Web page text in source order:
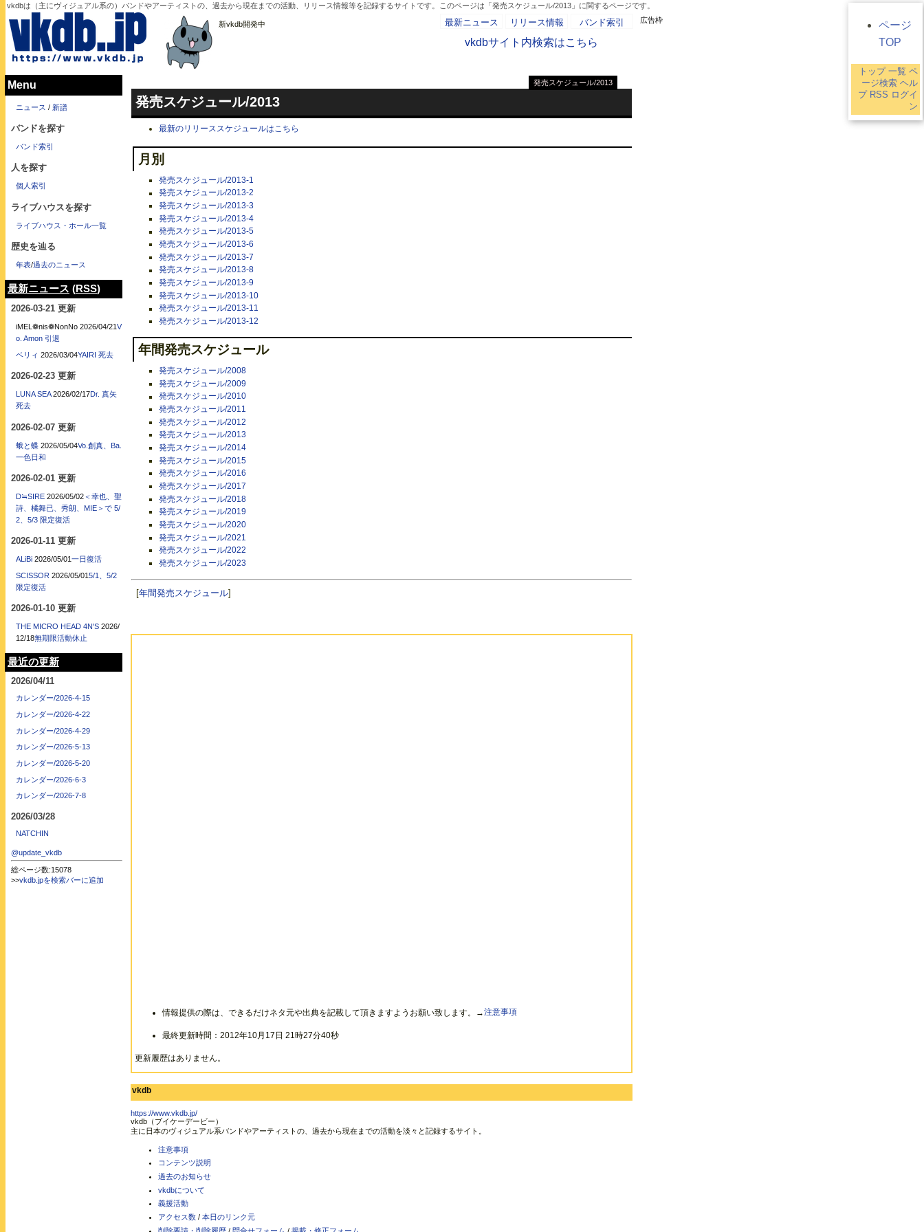
vkdbは（主にヴィジュアル系の）バンドやアーティストの、過去から現在までの活動、リリース情報等を記録するサイトです。このページは「発売スケジュール/2013」に関するページです。
新vkdb開発中 最新ニュース リリース情報 バンド索引
vkdbサイト内検索はこちら
発売スケジュール/2013
発売スケジュール/2013
最新のリリーススケジュールはこちら
月別
発売スケジュール/2013-1
発売スケジュール/2013-2
発売スケジュール/2013-3
発売スケジュール/2013-4
発売スケジュール/2013-5
発売スケジュール/2013-6
発売スケジュール/2013-7
発売スケジュール/2013-8
発売スケジュール/2013-9
発売スケジュール/2013-10
発売スケジュール/2013-11
発売スケジュール/2013-12
年間発売スケジュール
発売スケジュール/2008
発売スケジュール/2009
発売スケジュール/2010
発売スケジュール/2011
発売スケジュール/2012
発売スケジュール/2013
発売スケジュール/2014
発売スケジュール/2015
発売スケジュール/2016
発売スケジュール/2017
発売スケジュール/2018
発売スケジュール/2019
発売スケジュール/2020
発売スケジュール/2021
発売スケジュール/2022
発売スケジュール/2023
[年間発売スケジュール]
情報提供の際は、できるだけネタ元や出典を記載して頂きますようお願い致します。→注意事項
最終更新時間：2012年10月17日 21時27分40秒
更新履歴はありません。
vkdb
https://www.vkdb.jp/
vkdb（ブイケーデービー）
主に日本のヴィジュアル系バンドやアーティストの、過去から現在までの活動を淡々と記録するサイト。
注意事項
コンテンツ説明
過去のお知らせ
vkdbについて
義援活動
アクセス数 / 本日のリンク元
広告枠
Menu
ニュース / 新譜
バンドを探す
バンド索引
人を探す
個人索引
ライブハウスを探す
ライブハウス・ホール一覧
歴史を辿る
年表/過去のニュース
最新ニュース (RSS)
2026-03-21 更新
iMEL❁nis❁NonNo 2026/04/21 V
o. Amon 引退
ベリィ 2026/03/04YAIRI 死去
2026-02-23 更新
LUNA SEA 2026/02/17Dr. 真矢
死去
2026-02-07 更新
蛾と蝶 2026/05/04Vo.創真、Ba.
一色日和
2026-02-01 更新
D≒SIRE 2026/05/02＜幸也、聖
詩、橘舞已、秀朗、MIE＞で 5/
2、5/3 限定復活
2026-01-11 更新
ALiBi 2026/05/01一日復活
SCISSOR 2026/05/015/1、5/2
限定復活
2026-01-10 更新
THE MICRO HEAD 4N'S 2026/
12/18無期限活動休止
最近の更新
2026/04/11
カレンダー/2026-4-15
カレンダー/2026-4-22
カレンダー/2026-4-29
カレンダー/2026-5-13
カレンダー/2026-5-20
カレンダー/2026-6-3
カレンダー/2026-7-8
2026/03/28
NATCHIN
@update_vkdb
総ページ数:15078
>>vkdb.jpを検索バーに追加
ページ
TOP
トップ 一覧 ペ
ージ検索 ヘル
プ RSS ログイ
ン